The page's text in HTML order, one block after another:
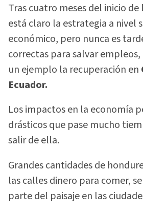
Tras cuatro meses del inicio
está claro la estrategia a nivel
económico, pero nunca es
correctas para salvar
un ejemplo la recuperación en
Ecuador.
Los impactos en la economía
drásticos que pase mucho
salir de ella.
Grandes cantidades de
las calles dinero para comer,
parte del paisaje en las